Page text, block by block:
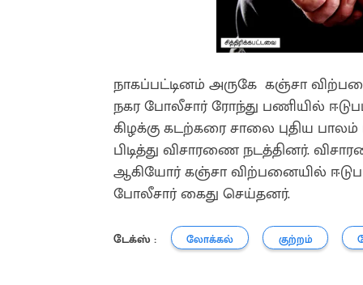
நாகப்பட்டினம் அருகே கஞ்சா
நகர போலீசார் ரோந்து பணியில்
கிழக்கு கடற்கரை சாலை புதிய
பிடித்து விசாரணை நடத்தினர்.
ஆகியோர் கஞ்சா விற்பனையில்
போலீசார் கைது செய்தனர்.
டேக்ஸ் : லோக்கல் குற்றம்